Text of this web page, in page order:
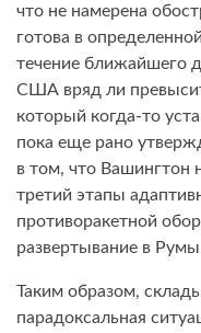
что не намерена
готова в
течение ближайшего
США вряд ли превысит
который когда-то
пока еще рано
в том, что Вашингтон
третий этапы
противоракетной
развертывание в
Таким образом,
парадоксальная